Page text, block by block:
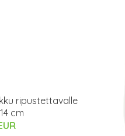
ripustettavalle
cm